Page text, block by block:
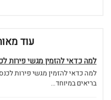
עוד
למה כדאי להזמין מגשי פירות
למה כדאי להזמין מגשי פירות
בריאים במיוחד...